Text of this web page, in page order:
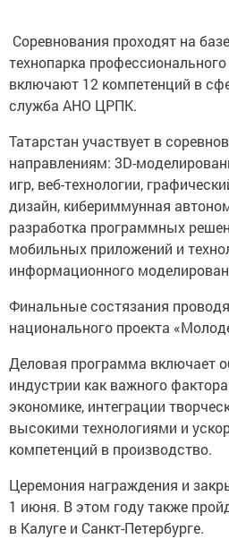
Соревнования проходят на
технопарка
включают 12 компетенций в
служба АНО ЦРПК.
Татарстан участвует в
направлениям: 3D-
игр, веб-технологии,
дизайн, кибериммунная
разработка программных
мобильных приложений и
информационного
Финальные состязания
национального проекта
Деловая программа включает
индустрии как важного
экономике, интеграции
высокими технологиями и
компетенций в производство.
Церемония награждения и
1 июня. В этом году также
в Калуге и Санкт-Петербурге.